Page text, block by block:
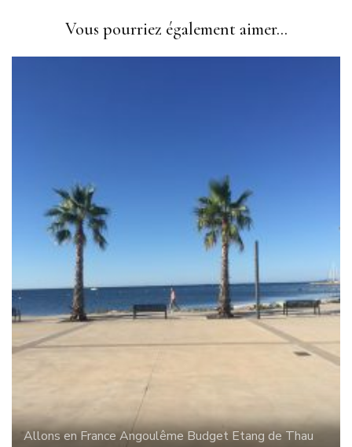
Vous pourriez également aimer...
Allons en FranceAngoulême Budget Etang de Thau